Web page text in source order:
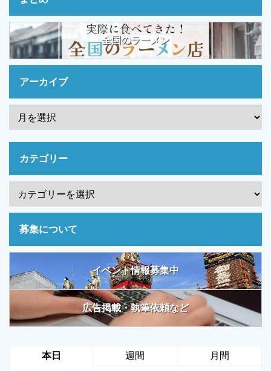
全国のラーメン
アーカイブ
カテゴリー
募集について
イベント情報募集中
広告掲載・執筆依頼など
本日 週間 月間